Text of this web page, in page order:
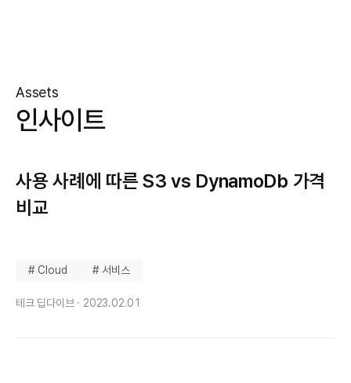
Assets
인사이트
사용 사례에 따른 S3 vs DynamoDb 가격
비교
# Cloud # 서비스
테크 딥다이브 · 2023.02.01